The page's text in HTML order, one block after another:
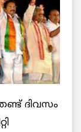
ദിവസം